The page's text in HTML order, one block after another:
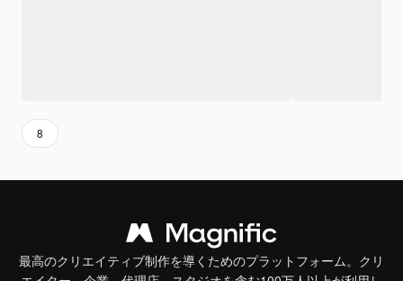
8
最高のクリエイティブ制作を導くためのプラットフォーム。クリ